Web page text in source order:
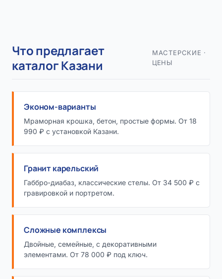
Что предлагает
каталог Казани
МАСТЕРСКИЕ ·
ЦЕНЫ
Эконом-варианты
Мраморная крошка, бетон, простые формы. От 18
990 ₽ с установкой Казани.
Гранит карельский
Габбро-диабаз, классические стелы. От 34 500 ₽ с
гравировкой и портретом.
Сложные комплексы
Двойные, семейные, с декоративными
элементами. От 78 000 ₽ под ключ.